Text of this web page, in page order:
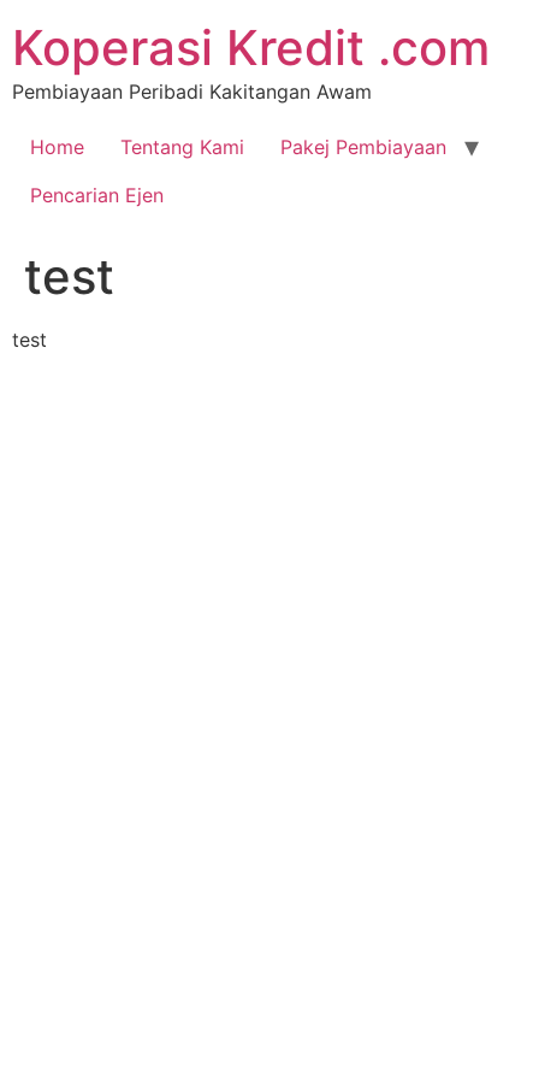
Koperasi Kredit .com
Pembiayaan Peribadi Kakitangan Awam
Home Tentang Kami
Pakej Pembiayaan
Pencarian Ejen
test
test